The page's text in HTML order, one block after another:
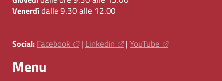
Venerdìdalle 9.30 alle 12.00
Social: Facebook | Linkedin | YouTube
Menu